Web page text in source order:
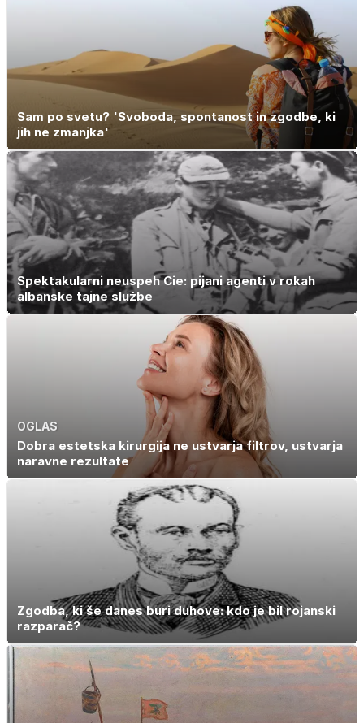
Sam po svetu? 'Svoboda, spontanost in zgodbe, ki
jih ne zmanjka'
Spektakularni neuspeh Cie: pijani agenti v rokah
albanske tajne službe
OGLAS
Dobra estetska kirurgija ne ustvarja filtrov, ustvarja
naravne rezultate
Zgodba, ki še danes buri duhove: kdo je bil rojanski
razparač?